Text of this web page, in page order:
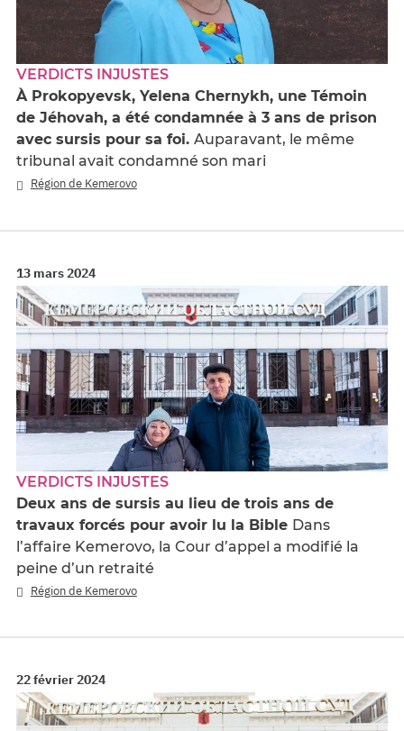
VERDICTS INJUSTES
À Prokopyevsk, Yelena Chernykh, une Témoin
de Jéhovah, a été condamnée à 3 ans de prison
avec sursis pour sa foi. Auparavant, le même
tribunal avait condamné son mari
Région de Kemerovo
13 mars 2024
VERDICTS INJUSTES
Deux ans de sursis au lieu de trois ans de
travaux forcés pour avoir lu la Bible Dans
l’affaire Kemerovo, la Cour d’appel a modifié la
peine d’un retraité
Région de Kemerovo
22 février 2024